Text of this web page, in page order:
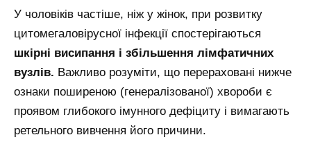
У чоловіків частіше, ніж у жінок, при розвитку
цитомегаловірусної інфекції спостерігаються
шкірні висипання і збільшення лімфатичних
вузлів. Важливо розуміти, що перераховані нижче
ознаки поширеною (генералізованої) хвороби є
проявом глибокого імунного дефіциту і вимагають
ретельного вивчення його причини.